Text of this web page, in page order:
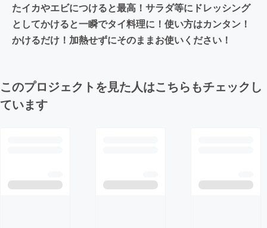
たイカやエビにつけると最高！サラダ等にドレッシング
としてかけると一瞬でタイ料理に！使い方はカンタン！
かけるだけ！加熱せずにそのままお使いください！
このプロジェクトを見た人はこちらもチェックし
ています